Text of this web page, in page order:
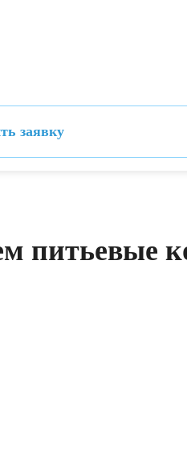
заявку
питьевые